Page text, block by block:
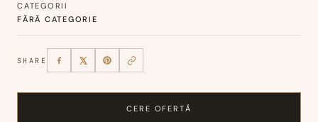
CATEGORII
FĂRĂ CATEGORIE
SHARE
CERE OFERTĂ